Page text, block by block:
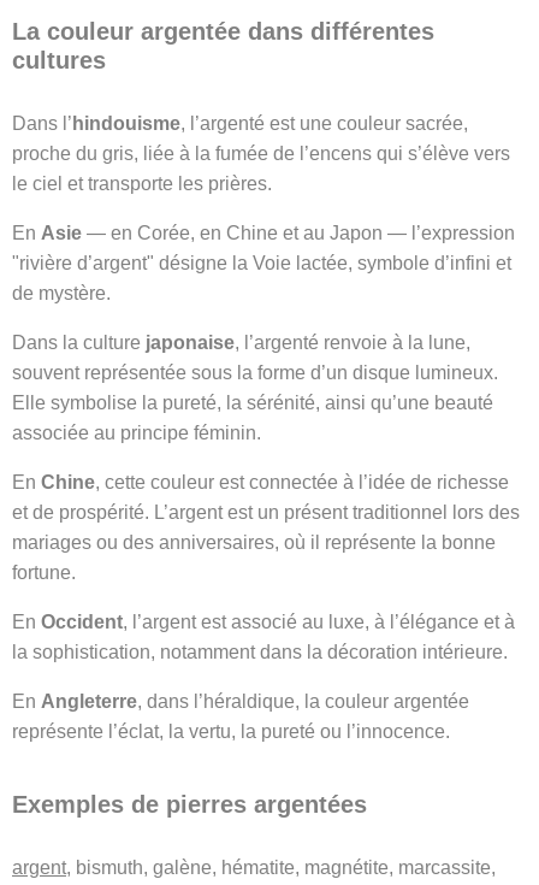
La couleur argentée dans différentes
cultures
Dans l’ hindouisme, l’argenté est une couleur sacrée,
proche du gris, liée à la fumée de l’encens qui s’élève vers
le ciel et transporte les prières.
En Asie — en Corée, en Chine et au Japon — l’expression
"rivière d’argent" désigne la Voie lactée, symbole d’infini et
de mystère.
Dans la culture japonaise, l’argenté renvoie à la lune,
souvent représentée sous la forme d’un disque lumineux.
Elle symbolise la pureté, la sérénité, ainsi qu’une beauté
associée au principe féminin.
En Chine, cette couleur est connectée à l’idée de richesse
et de prospérité. L’argent est un présent traditionnel lors des
mariages ou des anniversaires, où il représente la bonne
fortune.
En Occident, l’argent est associé au luxe, à l’élégance et à
la sophistication, notamment dans la décoration intérieure.
En Angleterre, dans l’héraldique, la couleur argentée
représente l’éclat, la vertu, la pureté ou l’innocence.
Exemples de pierres argentées
argent, bismuth, galène, hématite, magnétite, marcassite,